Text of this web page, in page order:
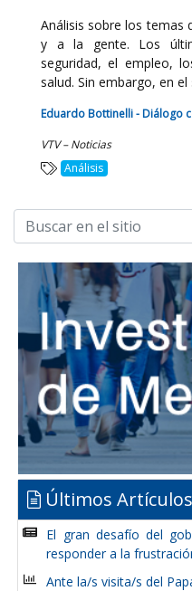
Análisis sobre los temas
y a la gente. Los
seguridad, el empleo,
salud. Sin embargo, en el
Eduardo Bottinelli - Diálogo
VTV – Noticias
Análisis
Últimos Artículos
El gran desafío del
responder a la
Ante la/s visita/s del